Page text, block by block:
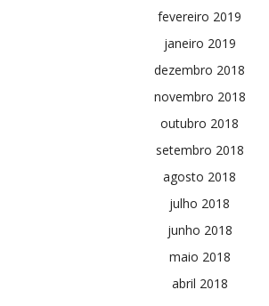
fevereiro 2019
janeiro 2019
dezembro 2018
novembro 2018
outubro 2018
setembro 2018
agosto 2018
julho 2018
junho 2018
maio 2018
abril 2018